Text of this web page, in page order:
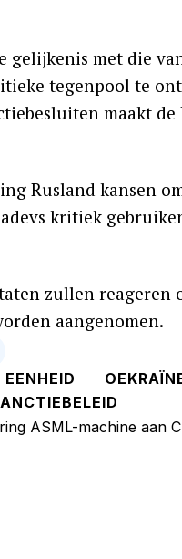
met die
tegenpool te
maakt
Rusland kansen
kritiek
zullen reageren
aangenomen.
EENHEID